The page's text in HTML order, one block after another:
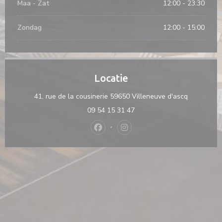
Maa - Zat 12:00 - 23:30
Zondag 12:00 - 15:00
Locatie
41, rue de la cousinerie 59650 Villeneuve d'ascq
09 54 15 31 47
Facebook ((opent in een nieuw
Instagram ((opent in een